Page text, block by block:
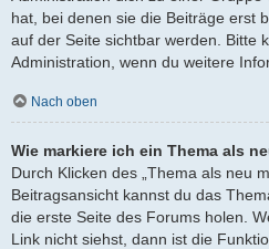
hat, bei denen sie die Beiträge erst
auf der Seite sichtbar werden. Bitte
Administration, wenn du weitere
Nach oben
Wie markiere ich ein Thema als
Durch Klicken des „Thema als neu
Beitragsansicht kannst du das
die erste Seite des Forums holen.
Link nicht siehst, dann ist die